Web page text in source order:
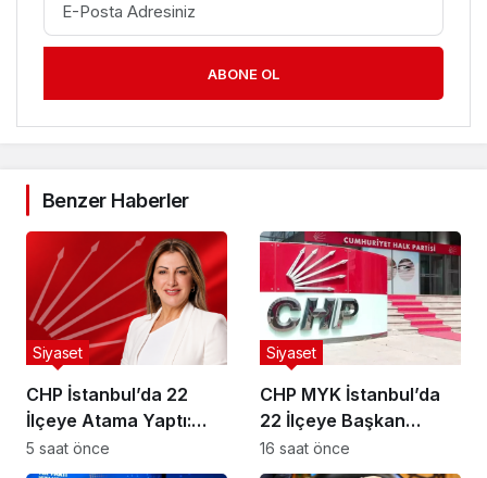
ABONE OL
Benzer Haberler
CHP İstanbul’da 22
İlçeye Atama Yaptı:
Kartal İlçe
Başkanlığı’na Av. Neşe
Siyaset
5 saat önce
CHP MYK İstanbul’da
22 İlçeye Başkan
Atamasını Yaptı
Siyaset
16 saat önce